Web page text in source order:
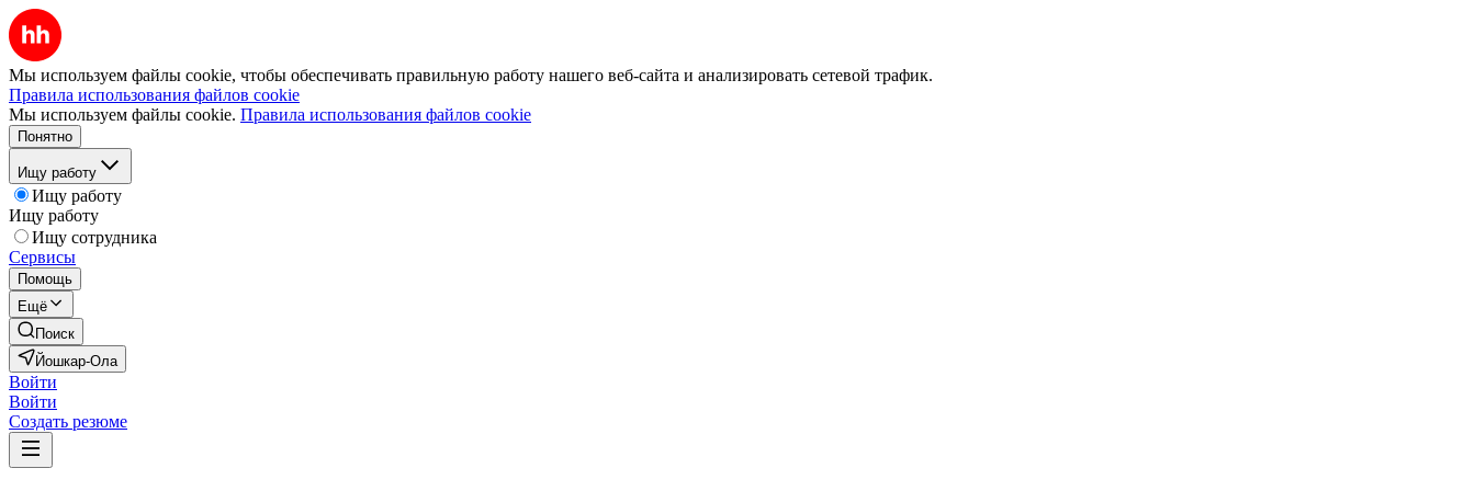
Мы используем файлы cookie, чтобы обеспечивать правильную работу нашего веб-сайта и анализировать сетевой трафик.
Правила использования файлов cookie
Мы используем файлы cookie. Правила использования файлов cookie
Понятно
Ищу работу
Ищу работу
Ищу работу
Ищу сотрудника
Сервисы
Помощь
Ещё
Поиск
Йошкар-Ола
Войти
Войти
Создать резюме